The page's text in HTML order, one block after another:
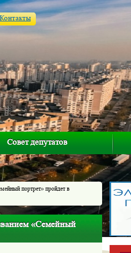
Совет депутатов
портрет» пройдет в
«Семейный